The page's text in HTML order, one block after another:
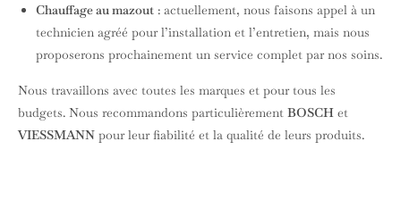
Chauffage au mazout : actuellement, nous faisons appel à un
technicien agréé pour l’installation et l’entretien, mais nous
proposerons prochainement un service complet par nos soins.
Nous travaillons avec toutes les marques et pour tous les
budgets. Nous recommandons particulièrement BOSCH et
VIESSMANN pour leur fiabilité et la qualité de leurs produits.